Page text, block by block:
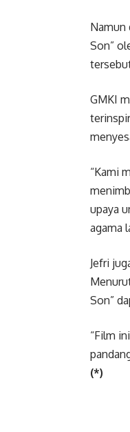
Namun
Son”
GMKI
“Kami
upaya
agama
Jefri
Son”
“Film
(*)